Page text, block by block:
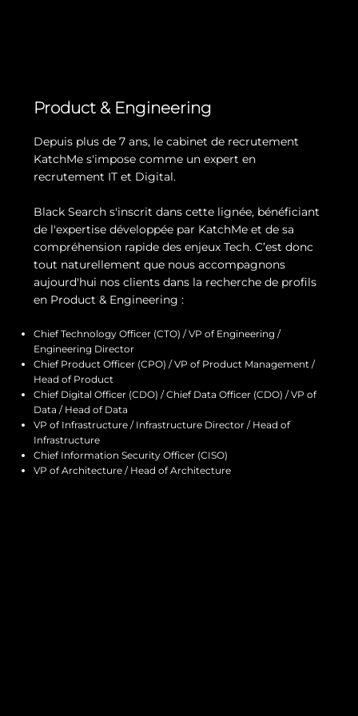
Product & Engineering
Depuis plus de 7 ans, le cabinet de recrutement
KatchMe s'impose comme un expert en
recrutement IT et Digital.
Black Search s'inscrit dans cette lignée, bénéficiant
de l'expertise développée par KatchMe et de sa
compréhension rapide des enjeux Tech. C’est donc
tout naturellement que nous accompagnons
aujourd'hui nos clients dans la recherche de profils
en Product & Engineering :
Chief Technology Officer (CTO) / VP of Engineering /
Engineering Director
Chief Product Officer (CPO) / VP of Product Management /
Head of Product
Chief Digital Officer (CDO) / Chief Data Officer (CDO) / VP of
Data / Head of Data
VP of Infrastructure / Infrastructure Director / Head of
Infrastructure
Chief Information Security Officer (CISO)
VP of Architecture / Head of Architecture